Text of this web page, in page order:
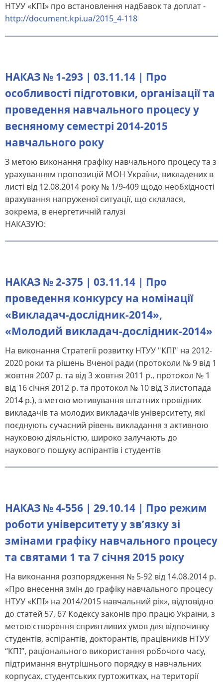
НТУУ «КПІ» про встановлення надбавок та доплат -
http://document.kpi.ua/2015_4-118
НАКАЗ № 1-293 | 03.11.14 | Про
особливості підготовки, організації та
проведення навчального процесу у
весняному семестрі 2014-2015
навчального року
З метою виконання графіку навчального процесу та з
урахуванням пропозицій МОН України, викладених в
листі від 12.08.2014 року № 1/9-409 щодо необхідності
врахування напруженої ситуації, що склалася,
зокрема, в енергетичній галузі
НАКАЗУЮ:
НАКАЗ № 2-375 | 03.11.14 | Про
проведення конкурсу на номінації
«Викладач-дослідник-2014»,
«Молодий викладач-дослідник-2014»
На виконання Стратегії розвитку НТУУ "КПІ" на 2012-
2020 роки та рішень Вченої ради (протоколи № 9 від 1
жовтня 2007 р. та від 3 жовтня 2011 р., протокол № 1
від 16 січня 2012 р. та протокол № 10 від 3 листопада
2014 р.), з метою мотивування штатних провідних
викладачів та молодих викладачів університету, які
поєднують сучасний рівень викладання з активною
науковою діяльністю, широко залучають до
наукового пошуку аспірантів і студентів
НАКАЗ № 4-556 | 29.10.14 | Про режим
роботи університету у зв’язку зі
змінами графіку навчального процесу
та святами 1 та 7 січня 2015 року
На виконання розпорядження № 5-92 від 14.08.2014 р.
«Про внесення змін до графіку навчального процесу
НТУУ «КПІ» на 2014/2015 навчальний рік», відповідно
до статей 57, 67 Кодексу законів про працю України, з
метою створення сприятливих умов для відпочинку
студентів, аспірантів, докторантів, працівників НТУУ
“КПІ”, раціонального використання робочого часу,
підтримання внутрішнього порядку в навчальних
корпусах, студентських гуртожитках, на території